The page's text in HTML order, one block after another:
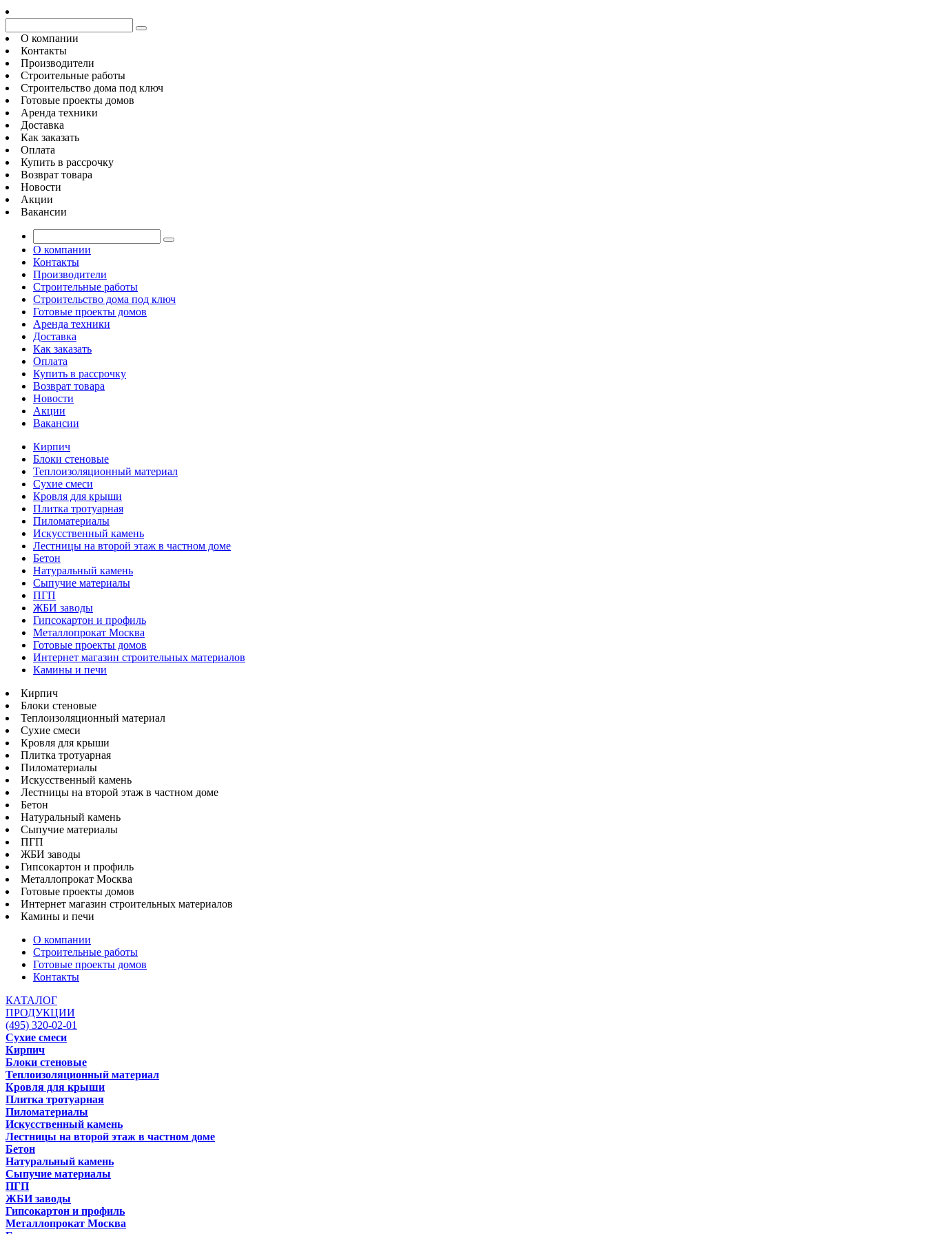
О компании
Контакты
Производители
Строительные работы
Строительство дома под ключ
Готовые проекты домов
Аренда техники
Доставка
Как заказать
Оплата
Купить в рассрочку
Возврат товара
Новости
Акции
Вакансии
О компании
Контакты
Производители
Строительные работы
Строительство дома под ключ
Готовые проекты домов
Аренда техники
Доставка
Как заказать
Оплата
Купить в рассрочку
Возврат товара
Новости
Акции
Вакансии
Кирпич
Блоки стеновые
Теплоизоляционный материал
Сухие смеси
Кровля для крыши
Плитка тротуарная
Пиломатериалы
Искусственный камень
Лестницы на второй этаж в частном доме
Бетон
Натуральный камень
Сыпучие материалы
ПГП
ЖБИ заводы
Гипсокартон и профиль
Металлопрокат Москва
Готовые проекты домов
Интернет магазин строительных материалов
Камины и печи
Кирпич
Блоки стеновые
Теплоизоляционный материал
Сухие смеси
Кровля для крыши
Плитка тротуарная
Пиломатериалы
Искусственный камень
Лестницы на второй этаж в частном доме
Бетон
Натуральный камень
Сыпучие материалы
ПГП
ЖБИ заводы
Гипсокартон и профиль
Металлопрокат Москва
Готовые проекты домов
Интернет магазин строительных материалов
Камины и печи
О компании
Строительные работы
Готовые проекты домов
Контакты
КАТАЛОГ
ПРОДУКЦИИ
(495) 320-02-01
Сухие смеси
Кирпич
Блоки стеновые
Теплоизоляционный материал
Кровля для крыши
Плитка тротуарная
Пиломатериалы
Искусственный камень
Лестницы на второй этаж в частном доме
Бетон
Натуральный камень
Сыпучие материалы
ПГП
ЖБИ заводы
Гипсокартон и профиль
Металлопрокат Москва